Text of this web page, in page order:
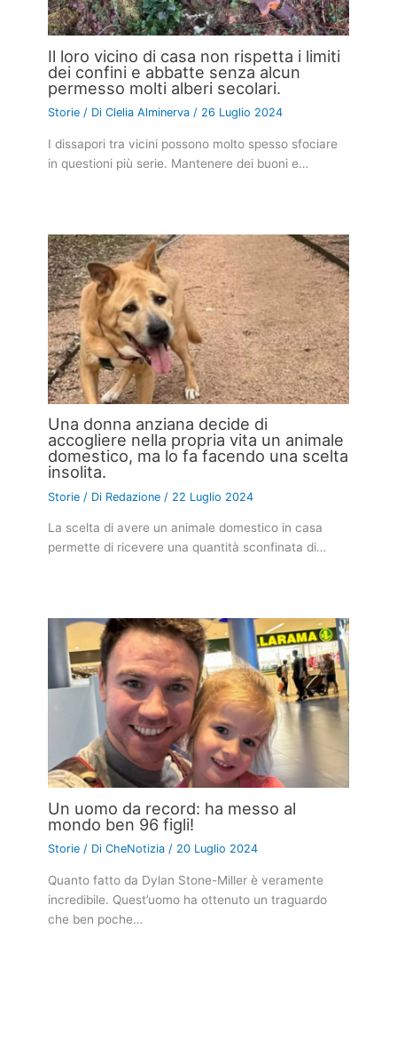
Il loro vicino di casa non rispetta i limiti
dei confini e abbatte senza alcun
permesso molti alberi secolari.
Storie / DiClelia Alminerva/ 26 Luglio 2024
I dissapori tra vicini possono molto spesso sfociare
in questioni più serie. Mantenere dei buoni e…
Una donna anziana decide di
accogliere nella propria vita un animale
domestico, ma lo fa facendo una scelta
insolita.
Storie / Di Redazione / 22 Luglio 2024
La scelta di avere un animale domestico in casa
permette di ricevere una quantità sconfinata di…
Un uomo da record: ha messo al
mondo ben 96 figli!
Storie / DiCheNotizia / 20 Luglio 2024
Quanto fatto da Dylan Stone-Miller è veramente
incredibile. Quest’uomo ha ottenuto un traguardo
che ben poche…